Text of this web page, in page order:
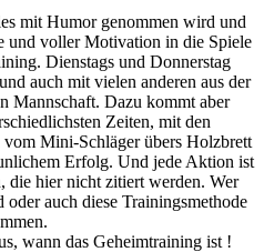
mit Humor genommen wird und
und voller Motivation in die Spiele
Dienstags und Donnerstag
auch mit vielen anderen aus der
Mannschaft. Dazu kommt aber
Zeiten, mit den
vom Mini-Schläger übers Holzbrett
Erfolg. Und jede Aktion ist
die hier nicht zitiert werden. Wer
oder auch diese Trainingsmethode
wann das Geheimtraining ist !